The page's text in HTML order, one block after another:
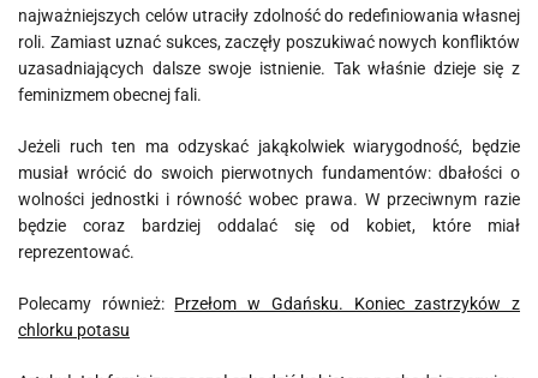
najważniejszych celów utraciły zdolność do redefiniowania własnej
roli. Zamiast uznać sukces, zaczęły poszukiwać nowych konfliktów
uzasadniających dalsze swoje istnienie. Tak właśnie dzieje się z
feminizmem obecnej fali.
Jeżeli ruch ten ma odzyskać jakąkolwiek wiarygodność, będzie
musiał wrócić do swoich pierwotnych fundamentów: dbałości o
wolności jednostki i równość wobec prawa. W przeciwnym razie
będzie coraz bardziej oddalać się od kobiet, które miał
reprezentować.
Polecamy również: Przełom w Gdańsku. Koniec zastrzyków z
chlorku potasu